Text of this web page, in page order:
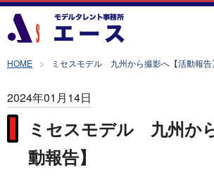
HOME ミセスモデル 九州から撮影へ【活動報告
2024年01月14日
ミセスモデル 九州か
動報告】